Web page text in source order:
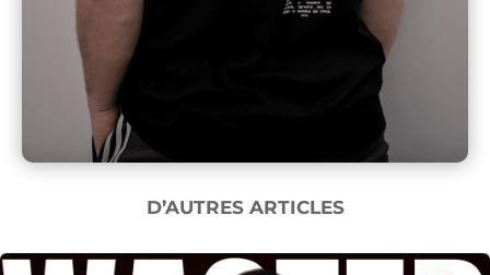
D’AUTRES ARTICLES